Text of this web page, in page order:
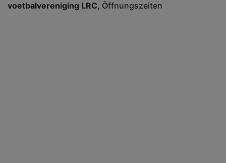
voetbalvereniging LRC Öffnungszeiten